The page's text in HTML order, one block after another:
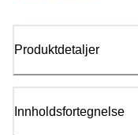
Produktdetaljer
Innholdsfortegnelse